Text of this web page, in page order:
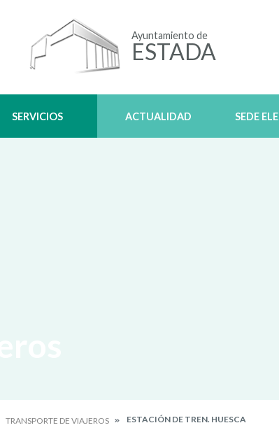
Ayuntamiento de
ESTADA
SERVICIOS ACTUALIDAD SEDE
TRANSPORTE DE VIAJEROS ESTACIÓN DE TREN. HUESCA